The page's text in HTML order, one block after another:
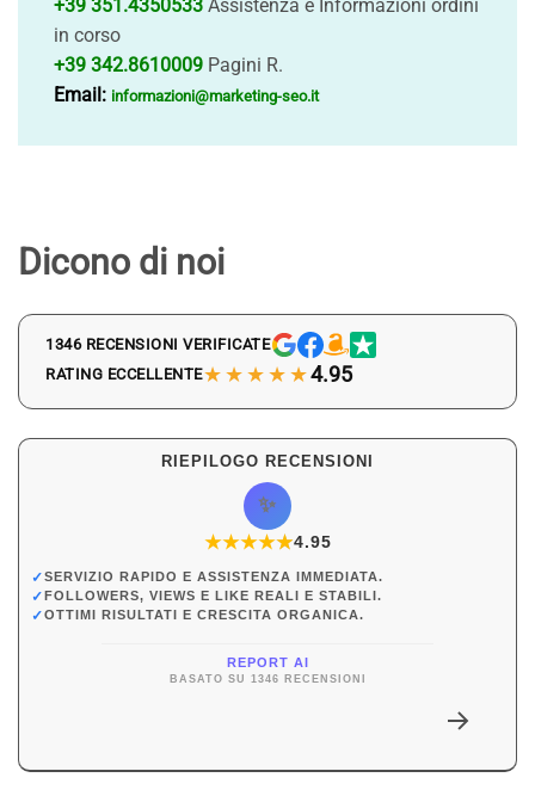
+39 351.4350533 Assistenza e Informazioni ordini
in corso
+39 342.8610009 Pagini R.
Email: informazioni@marketing-seo.it
Dicono di noi
1346 RECENSIONI VERIFICATE
RATING ECCELLENTE★★★★★4.95
RIEPILOGO RECENSIONI
✨
★★★★★
★4.95
✓SERVIZIO RAPIDO E ASSISTENZA IMMEDIATA.
✓ FOLLOWERS, VIEWS E LIKE REALI E STABILI.
✓OTTIMI RISULTATI E CRESCITA ORGANICA.
REPORT AI
BASATO SU 1346 RECENSIONI